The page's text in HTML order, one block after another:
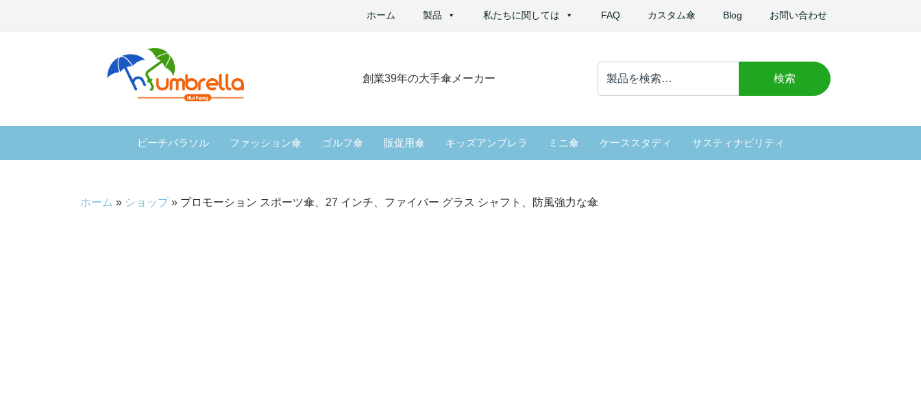
ホーム 製品 私たちに関しては FAQ カスタム傘 Blog お問い合わせ
創業39年の大手傘メーカー
索
検索
ビーチパラソル ファッション傘 ゴルフ傘 販促用傘 キッズアンブレラ ミニ傘 ケーススタディ サスティナビリティ
ホーム » ショップ» プロモーション スポーツ傘、27 インチ、ファイバー グラス シャフト、防風強力な傘